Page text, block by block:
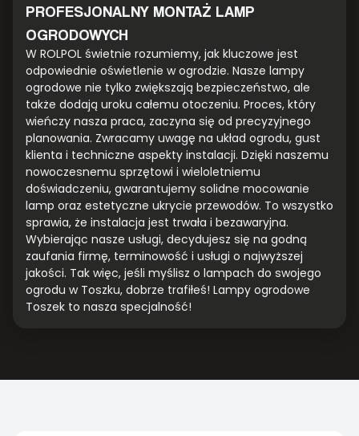
PROFESJONALNY MONTAŻ LAMP
OGRODOWYCH
W ROLPOL świetnie rozumiemy, jak kluczowe jest
odpowiednie oświetlenie w ogrodzie. Nasze lampy
ogrodowe nie tylko zwiększają bezpieczeństwo, ale
także dodają uroku całemu otoczeniu. Proces, który
wieńczy nasza praca, zaczyna się od precyzyjnego
planowania. Zwracamy uwagę na układ ogrodu, gust
klienta i techniczne aspekty instalacji. Dzięki naszemu
nowoczesnemu sprzętowi i wieloletniemu
doświadczeniu, gwarantujemy solidne mocowanie
lamp oraz estetyczne ukrycie przewodów. To wszystko
sprawia, że instalacja jest trwała i bezawaryjna.
Wybierając nasze usługi, decydujesz się na godną
zaufania firmę, terminowość i usługi o najwyższej
jakości. Tak więc, jeśli myślisz o lampach do swojego
ogrodu w Toszku, dobrze trafiłeś! Lampy ogrodowe
Toszek to nasza specjalność!